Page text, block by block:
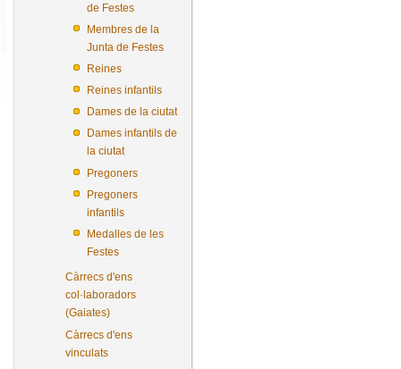
de Festes
Membres de la
Junta de Festes
Reines
Reines infantils
Dames de la ciutat
Dames infantils de
la ciutat
Pregoners
Pregoners
infantils
Medalles de les
Festes
Càrrecs d'ens
col·laboradors
(Gaiates)
Càrrecs d'ens
vinculats